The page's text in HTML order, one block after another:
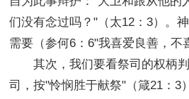
们没有念过吗？"（太12：3）。
需要（参何6：6"我喜爱良善，不
其次，我们要看祭司的权柄判
司，按"怜悯胜于献祭"（箴21：3